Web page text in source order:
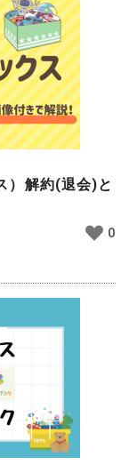
）解約(退会)と
0